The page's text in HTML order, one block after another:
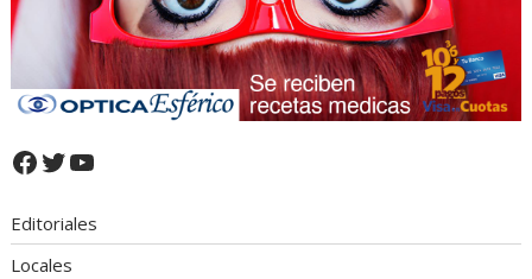
Facebook
Twitter
YouTube
Editoriales
Locales